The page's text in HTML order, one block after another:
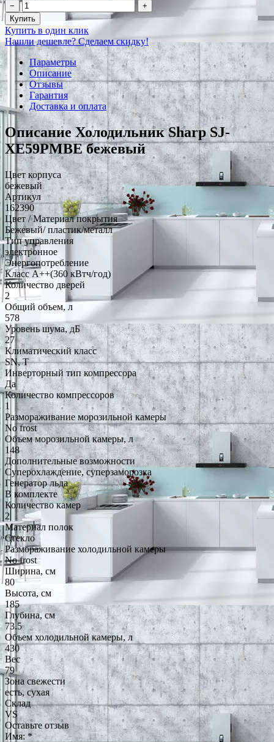
−
+
Купить
Купить в один клик
Нашли дешевле? Сделаем скидку!
Параметры
Описание
Отзывы
Гарантия
Доставка и оплата
Описание Холодильник Sharp SJ-
XE59PMBE бежевый
Цвет корпуса
бежевый
Артикул
162390
Цвет / Материал покрытия
Бежевый/ пластик/металл
Тип управления
электронное
Энергопотребление
Класс A++(360 кВтч/год)
Количество дверей
2
Общий объем, л
578
Уровень шума, дБ
27
Климатический класс
SN, T
Инверторный тип компрессора
Да
Количество компрессоров
1
Размораживание морозильной камеры
No frost
Объем морозильной камеры, л
148
Дополнительные возможности
Суперохлаждение, суперзаморозка
Генератор льда
В комплекте
Количество камер
2
Материал полок
Стекло
Размораживание холодильной камеры
No frost
Ширина, см
80
Высота, см
185
Глубина, см
73.5
Объем холодильной камеры, л
430
Вес
79
Зона свежести
есть, сухая
Склад
VS
Оставьте отзыв
Имя: *